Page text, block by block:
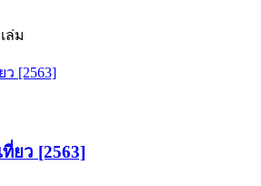
ล่ม
ยว [2563]